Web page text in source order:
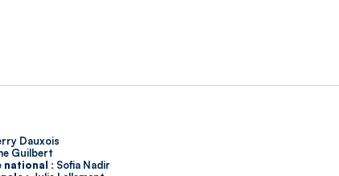
Dauxois
Guilbert
national : Sofia Nadir